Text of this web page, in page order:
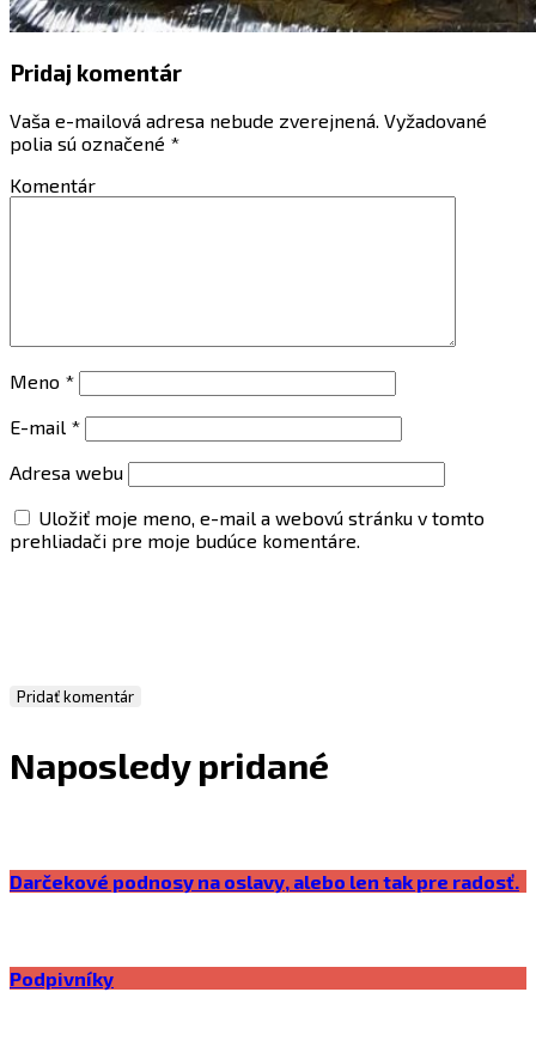
Pridaj komentár
Vaša e-mailová adresa nebude zverejnená. Vyžadované
polia sú označené *
Komentár
Meno *
E-mail *
Adresa webu
Uložiť moje meno, e-mail a webovú stránku v tomto
prehliadači pre moje budúce komentáre.
Naposledy pridané
Darčekové podnosy na oslavy, alebo len tak pre radosť.
Podpivníky